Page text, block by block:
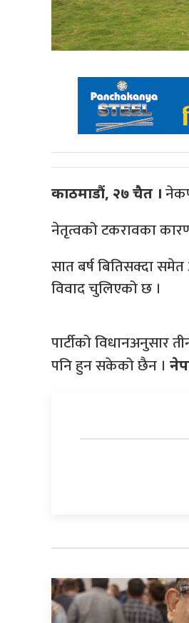
काठमाडौं, २७ चैत ।
नेतृत्वको टकरावका
सात बर्ष बितिसक्दा
विवाद चुलिएको छ ।
पार्टीको विधानअनुसार
पनि हुन सकेको छैन ।